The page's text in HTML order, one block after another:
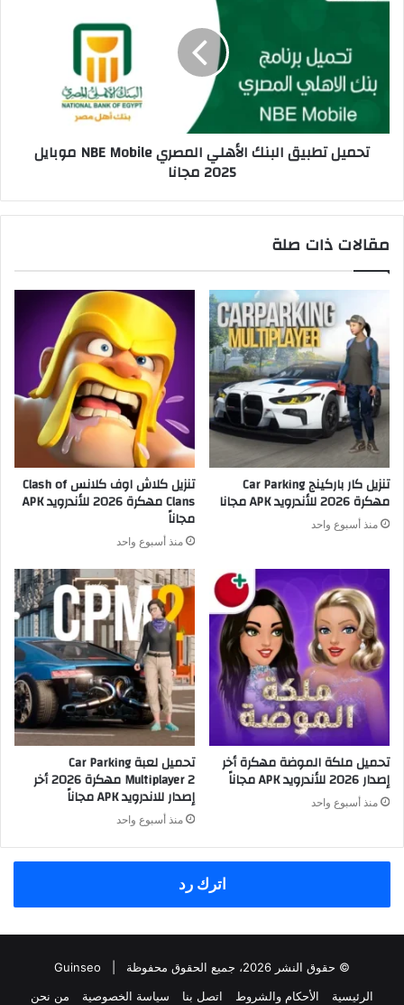
تحميل تطبيق البنك الأهلي المصري NBE Mobile موبايل
2025 مجانا
مقالات ذات صلة
تنزيل كار باركينج Car Parking
مهكرة 2026 للأندرويد APK مجانا
منذ أسبوع واحد
تنزيل كلاش اوف كلانس Clash of
Clans مهكرة 2026 للأندرويد APK
مجاناً
منذ أسبوع واحد
تحميل ملكة الموضة مهكرة أخر
إصدار 2026 للأندرويد APK مجاناً
منذ أسبوع واحد
تحميل لعبة Car Parking
Multiplayer 2 مهكرة 2026 أخر
إصدار للاندرويد APK مجاناً
منذ أسبوع واحد
اترك رد
© حقوق النشر 2026، جميع الحقوق محفوظة |
Guinseo
الرئيسية
الأحكام والشروط اتصل بنا سياسة الخصوصية من نحن